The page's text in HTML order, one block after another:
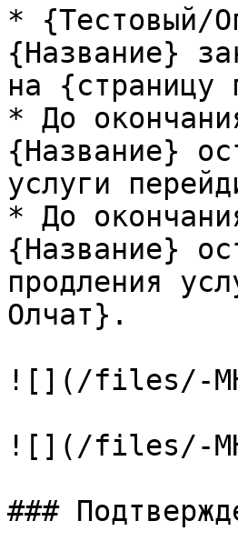
* {Тестовый/
{Название}
на {страницу
* До
{Название}
услуги
* До
{Название}
продления
Олчат}.
![](/files/-
![](/files/-
###